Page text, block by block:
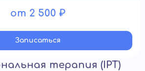
от 2 500 ₽
Записатьcя
терапия (IPT)